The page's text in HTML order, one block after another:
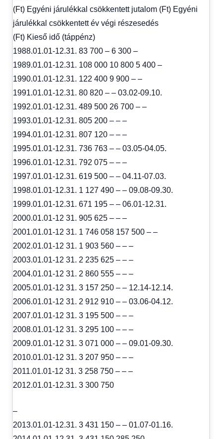
(Ft) Egyéni járulékkal csökkentett jutalom (Ft) Egyéni
járulékkal csökkentett év végi részesedés
(Ft) Kieső idő (táppénz)
1988.01.01-12.31. 83 700 – 6 300 –
1989.01.01-12.31. 108 000 10 800 5 400 –
1990.01.01-12.31. 122 400 9 900 – –
1991.01.01-12.31. 80 820 – – 03.02-09.10.
1992.01.01-12.31. 489 500 26 700 – –
1993.01.01-12.31. 805 200 – – –
1994.01.01-12.31. 807 120 – – –
1995.01.01-12.31. 736 763 – – 03.05-04.05.
1996.01.01-12.31. 792 075 – – –
1997.01.01-12.31. 619 500 – – 04.11-07.03.
1998.01.01-12.31. 1 127 490 – – 09.08-09.30.
1999.01.01-12.31. 671 195 – – 06.01-12.31.
2000.01.01-12 31. 905 625 – – –
2001.01.01-12 31. 1 746 058 157 500 – –
2002.01.01-12 31. 1 903 560 – – –
2003.01.01-12 31. 2 235 625 – – –
2004.01.01-12 31. 2 860 555 – – –
2005.01.01-12 31. 3 157 250 – – 12.14-12.14.
2006.01.01-12 31. 2 912 910 – – 03.06-04.12.
2007.01.01-12 31. 3 195 500 – – –
2008.01.01-12 31. 3 295 100 – – –
2009.01.01-12 31. 3 071 000 – – 09.01-09.30.
2010.01.01-12 31. 3 207 950 – – –
2011.01.01-12 31. 3 258 750 – – –
2012.01.01-12.31. 3 300 750
–
2013.01.01-12.31. 3 431 150 – – 01.07-01.16.